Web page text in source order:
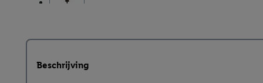
Beschrijving